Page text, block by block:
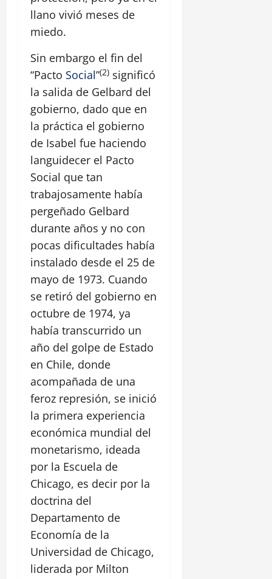
llano vivió meses de
miedo.
Sin embargo el fin del
“Pacto Social”(2) significó
la salida de Gelbard del
gobierno, dado que en
la práctica el gobierno
de Isabel fue haciendo
languidecer el Pacto
Social que tan
trabajosamente había
pergeñado Gelbard
durante años y no con
pocas dificultades había
instalado desde el 25 de
mayo de 1973. Cuando
se retiró del gobierno en
octubre de 1974, ya
había transcurrido un
año del golpe de Estado
en Chile, donde
acompañada de una
feroz represión, se inició
la primera experiencia
económica mundial del
monetarismo, ideada
por la Escuela de
Chicago, es decir por la
doctrina del
Departamento de
Economía de la
Universidad de Chicago,
liderada por Milton